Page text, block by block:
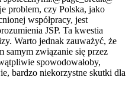
problem, czy Polska, jako
współpracy, jest
JSP. Ta kwestia
Warto jednak zauważyć, że
samym związanie się przez
spowodowałoby,
bardzo niekorzystne skutki dla